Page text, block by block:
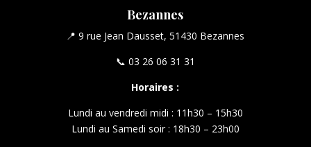
Bezannes
📍 9 rue Jean Dausset, 51430 Bezannes
📞 03 26 06 31 31
Horaires :
Lundi au vendredi midi : 11h30 – 15h30
Lundi au Samedi soir : 18h30 – 23h00